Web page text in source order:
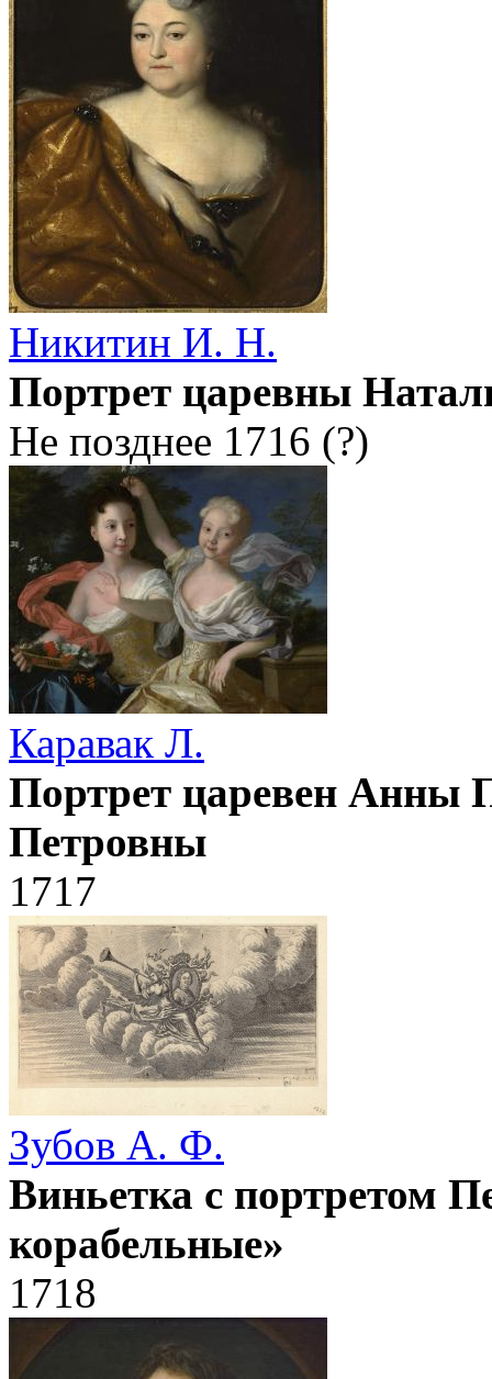
Никитин И. Н.
Портрет царевны
Не позднее 1716 (?)
Каравак Л.
Портрет царевен Анны
Петровны
1717
Зубов А. Ф.
Виньетка с портретом
корабельные»
1718